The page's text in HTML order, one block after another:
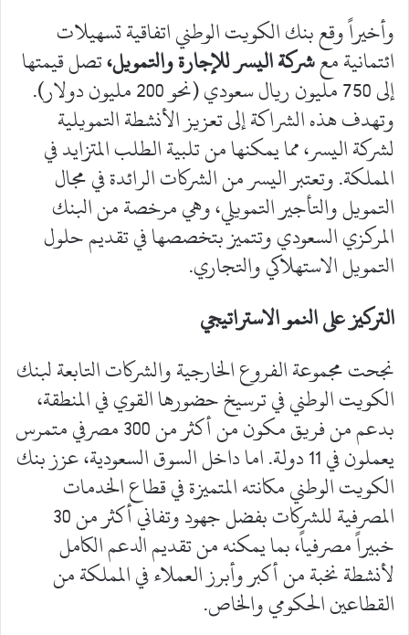
وأخيراً وقع بنك الكويت الوطني اتفاقية تسهيلات
ائتمانية معشركة اليسر للإجارة والتمويل،تصل قيمتها
إلى 750 مليون ريال سعودي (نحو 200 مليون دولار).
وتهدف هذه الشراكة إلى تعزيز الأنشطة التمويلية
لشركة اليسر، مما يمكنها من تلبية الطلب المتزايد في
المملكة. وتعتبر اليسر من الشركات الرائدة في مجال
التمويل والتأجير التمويلي، وهي مرخصة من البنك
المركزي السعودي وتتميز بتخصصها في تقديم حلول
التمويل الاستهلاكي والتجاري.
التركيز على النمو الاستراتيجي
نجحت مجموعة الفروع الخارجية والشركات التابعة لبنك
الكويت الوطني في ترسيخ حضورها القوي في المنطقة،
بدعم من فريق مكون من أكثر من 300 مصرفي متمرس
يعملون في 11 دولة. اما داخل السوق السعودية، عزز بنك
الكويت الوطني مكانته المتميزة في قطاع الخدمات
المصرفية للشركات بفضل جهود وتفاني أكثر من 30
خبيراً مصرفياً، بما يمكنه من تقديم الدعم الكامل
لأنشطة نخبة من أكبر وأبرز العملاء في المملكة من
القطاعين الحكومي والخاص.